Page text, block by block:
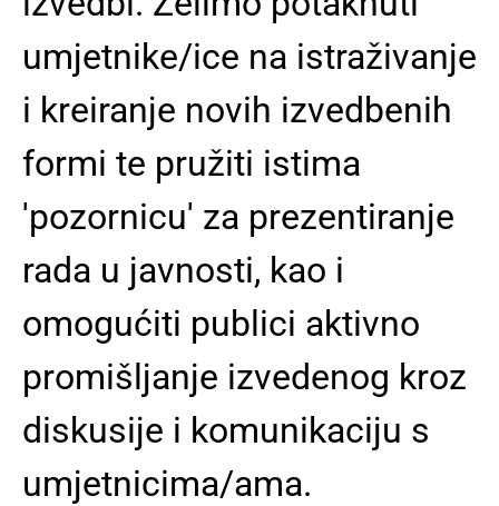
umjetnike/ice na istraživanje
i kreiranje novih izvedbenih
formi te pružiti istima
'pozornicu' za prezentiranje
rada u javnosti, kao i
omogućiti publici aktivno
promišljanje izvedenog kroz
diskusije i komunikaciju s
umjetnicima/ama.